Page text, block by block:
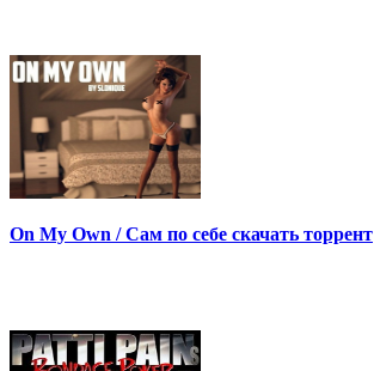
On My Own / Сам по себе скачать торрент